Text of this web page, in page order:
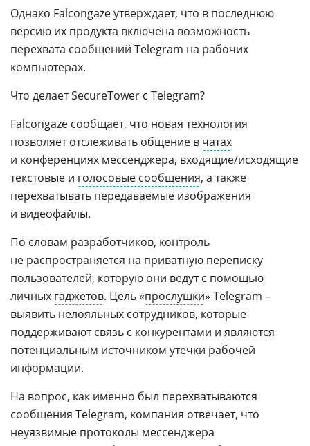
Однако Falcongaze утверждает, что в последнюю
версию их продукта включена возможность
перехвата сообщений Telegram на рабочих
компьютерах.
Что делает SecureTower с Telegram?
Falcongaze сообщает, что новая технология
позволяет отслеживать общение в чатах
и конференциях мессенджера, входящие/исходящие
текстовые и голосовые сообщения, а также
перехватывать передаваемые изображения
и видеофайлы.
По словам разработчиков, контроль
не распространяется на приватную переписку
пользователей, которую они ведут с помощью
личных гаджетов. Цель «прослушки» Telegram –
выявить нелояльных сотрудников, которые
поддерживают связь с конкурентами и являются
потенциальным источником утечки рабочей
информации.
На вопрос, как именно был перехватываются
сообщения Telegram, компания отвечает, что
неуязвимые протоколы мессенджера